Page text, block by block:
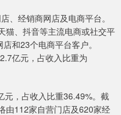
、经销商网店及电商平台。
猫、抖音等主流电商或社交平
和23个电商平台客户。
亿元，占收入比重为
元，占收入比重36.49%。截
由112家自营门店及620家经